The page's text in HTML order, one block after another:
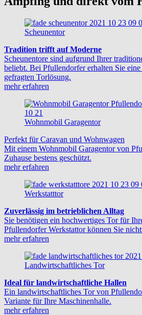
Scheunentor
Tradition trifft auf Moderne
Scheunentore sind aufgrund Ihrer
beliebt. Bei Pfullendorfer erhalten Sie
gefragten Torlösung.
mehr erfahren
Wohnmobil Garagentor
Perfekt für Caravan und Wohnwagen
Mit einem Wohnmobil Garagentor von
Zuhause bestens geschützt.
mehr erfahren
Werkstatttor
Zuverlässig im betrieblichen Alltag
Sie benötigen ein hochwertiges Tor für
Pfullendorfer Werkstattor können Sie
mehr erfahren
Landwirtschaftliches Tor
Ideal für landwirtschaftliche Hallen
Ein landwirtschaftliches Tor von
Variante für Ihre Maschinenhalle.
mehr erfahren